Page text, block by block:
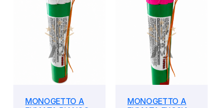
MONOGETTO A
MONOGETTO A